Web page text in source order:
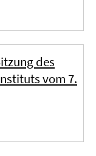
des
vom 7.